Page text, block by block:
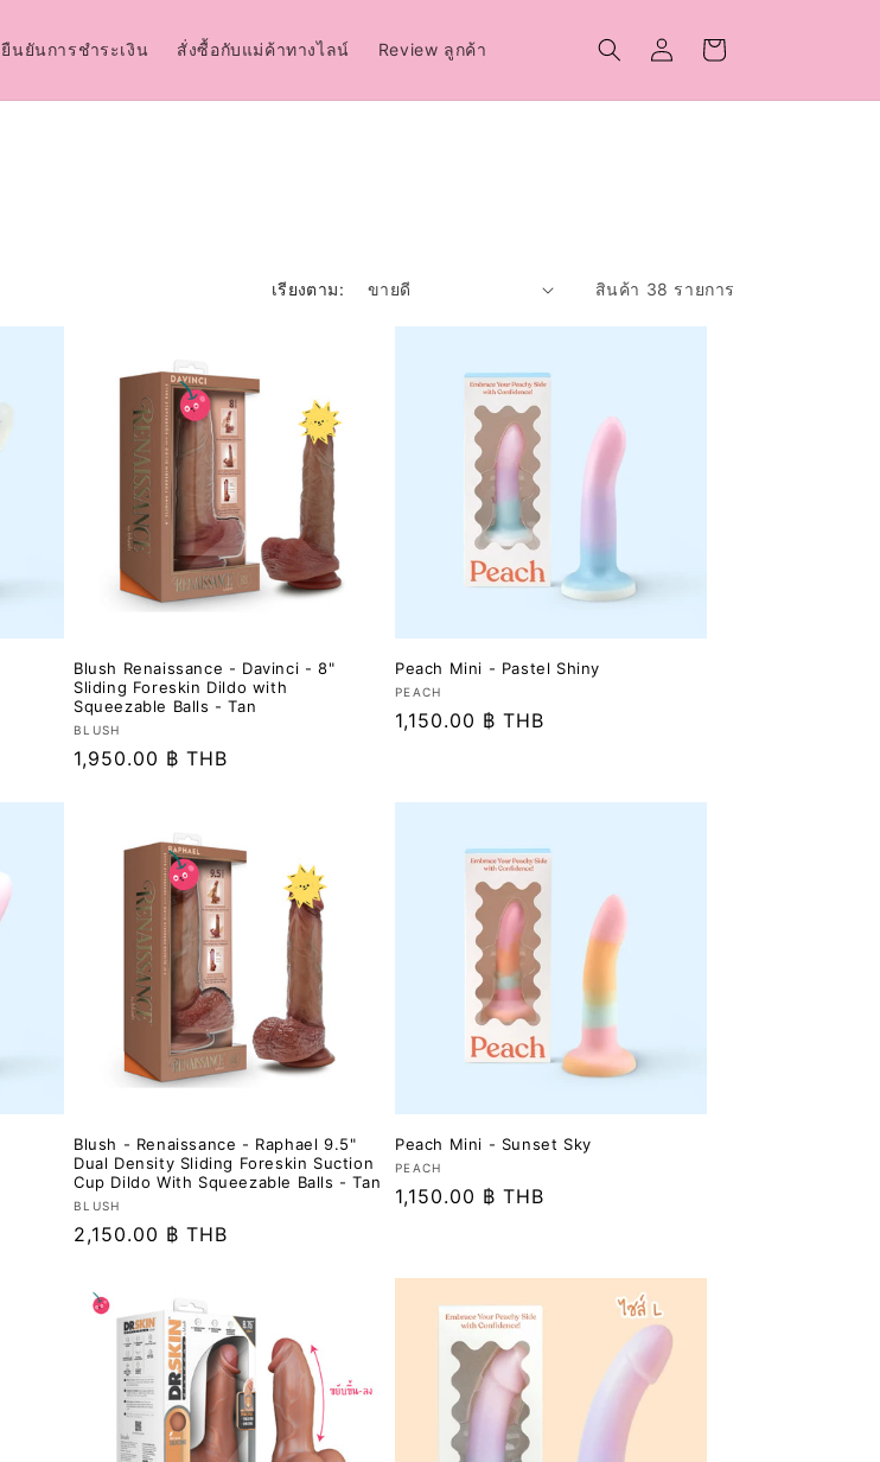
ยืนยันการชำระเงิน สั่งซื้อกับแม่ค้าทางไลน์ Review ลูกค้า
เข้าสู่
ระบบ
สินค้า
เรียงตาม: สินค้า 38 รายการ
Blush Renaissance - Davinci - 8"
Sliding Foreskin Dildo with
Squeezable Balls - Tan
เวน
เด
BLUSH
ราคา
1,950.00 ฿ THB
Peach Mini - Pastel Shiny
เวน
เด
PEACH
ราคา
1,150.00 ฿ THB
Blush - Renaissance - Raphael 9.5"
Dual Density Sliding Foreskin Suction
Cup Dildo With Squeezable Balls - Tan
เวน
เด
BLUSH
ราคา
2,150.00 ฿ THB
Peach Mini - Sunset Sky
เวน
เด
PEACH
ราคา
1,150.00 ฿ THB